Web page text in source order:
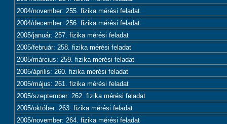
2004/november: 255. fizika mérési feladat
2004/december: 256. fizika mérési feladat
2005/január: 257. fizika mérési feladat
2005/február: 258. fizika mérési feladat
2005/március: 259. fizika mérési feladat
2005/április: 260. fizika mérési feladat
2005/május: 261. fizika mérési feladat
2005/szeptember: 262. fizika mérési feladat
2005/október: 263. fizika mérési feladat
2005/november: 264. fizika mérési feladat